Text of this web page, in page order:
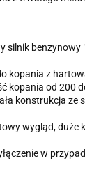
silnik benzynowy
kopania z
kopania od 200
konstrukcja ze
wygląd, duże
w